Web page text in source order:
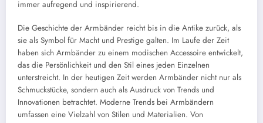
immer aufregend und inspirierend.
Die Geschichte der Armbänder reicht bis in die Antike zurück, als
sie als Symbol für Macht und Prestige galten. Im Laufe der Zeit
haben sich Armbänder zu einem modischen Accessoire entwickelt,
das die Persönlichkeit und den Stil eines jeden Einzelnen
unterstreicht. In der heutigen Zeit werden Armbänder nicht nur als
Schmuckstücke, sondern auch als Ausdruck von Trends und
Innovationen betrachtet. Moderne Trends bei Armbändern
umfassen eine Vielzahl von Stilen und Materialien. Von